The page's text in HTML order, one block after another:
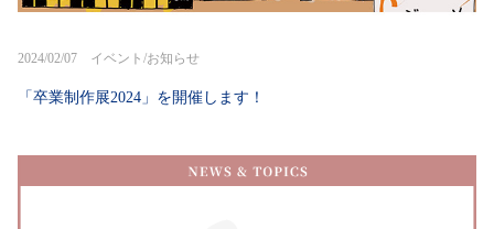
2024/02/07 イベント/お知らせ
「卒業制作展2024」を開催します！